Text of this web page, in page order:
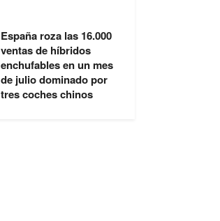
España roza las 16.000
ventas de híbridos
enchufables en un mes
de julio dominado por
tres coches chinos